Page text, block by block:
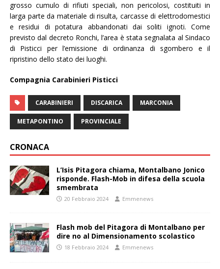
grosso cumulo di rifiuti speciali, non pericolosi, costituiti in
larga parte da materiale di risulta, carcasse di elettrodomestici
e residui di potatura abbandonati dai soliti ignoti. Come
previsto dal decreto Ronchi, l’area è stata segnalata al Sindaco
di Pisticci per l’emissione di ordinanza di sgombero e il
ripristino dello stato dei luoghi.
Compagnia Carabinieri Pisticci
CARABINIERI DISCARICA MARCONIA
METAPONTINO PROVINCIALE
CRONACA
L’Isis Pitagora chiama, Montalbano Jonico
risponde. Flash-Mob in difesa della scuola
smembrata
20 Febbraio 2024 Emmenews
Flash mob del Pitagora di Montalbano per
dire no al Dimensionamento scolastico
18 Febbraio 2024 Emmenews